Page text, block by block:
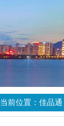
当前位置： 佳品通